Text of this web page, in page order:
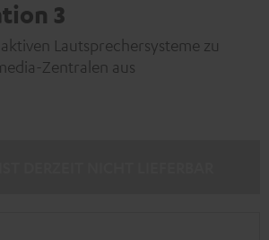
3
Lautsprechersysteme zu
Zentralen aus